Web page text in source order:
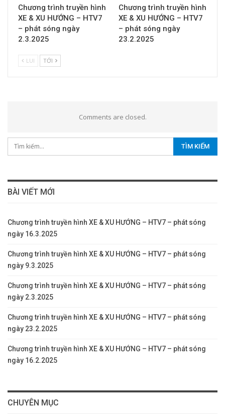
Chương trình truyền hình
XE & XU HƯỚNG – HTV7
– phát sóng ngày
2.3.2025
Chương trình truyền hình
XE & XU HƯỚNG – HTV7
– phát sóng ngày
23.2.2025
LUI TỚI
Comments are closed.
BÀI VIẾT MỚI
Chương trình truyền hình XE & XU HƯỚNG – HTV7 – phát sóng
ngày 16.3.2025
Chương trình truyền hình XE & XU HƯỚNG – HTV7 – phát sóng
ngày 9.3.2025
Chương trình truyền hình XE & XU HƯỚNG – HTV7 – phát sóng
ngày 2.3.2025
Chương trình truyền hình XE & XU HƯỚNG – HTV7 – phát sóng
ngày 23.2.2025
Chương trình truyền hình XE & XU HƯỚNG – HTV7 – phát sóng
ngày 16.2.2025
CHUYÊN MỤC